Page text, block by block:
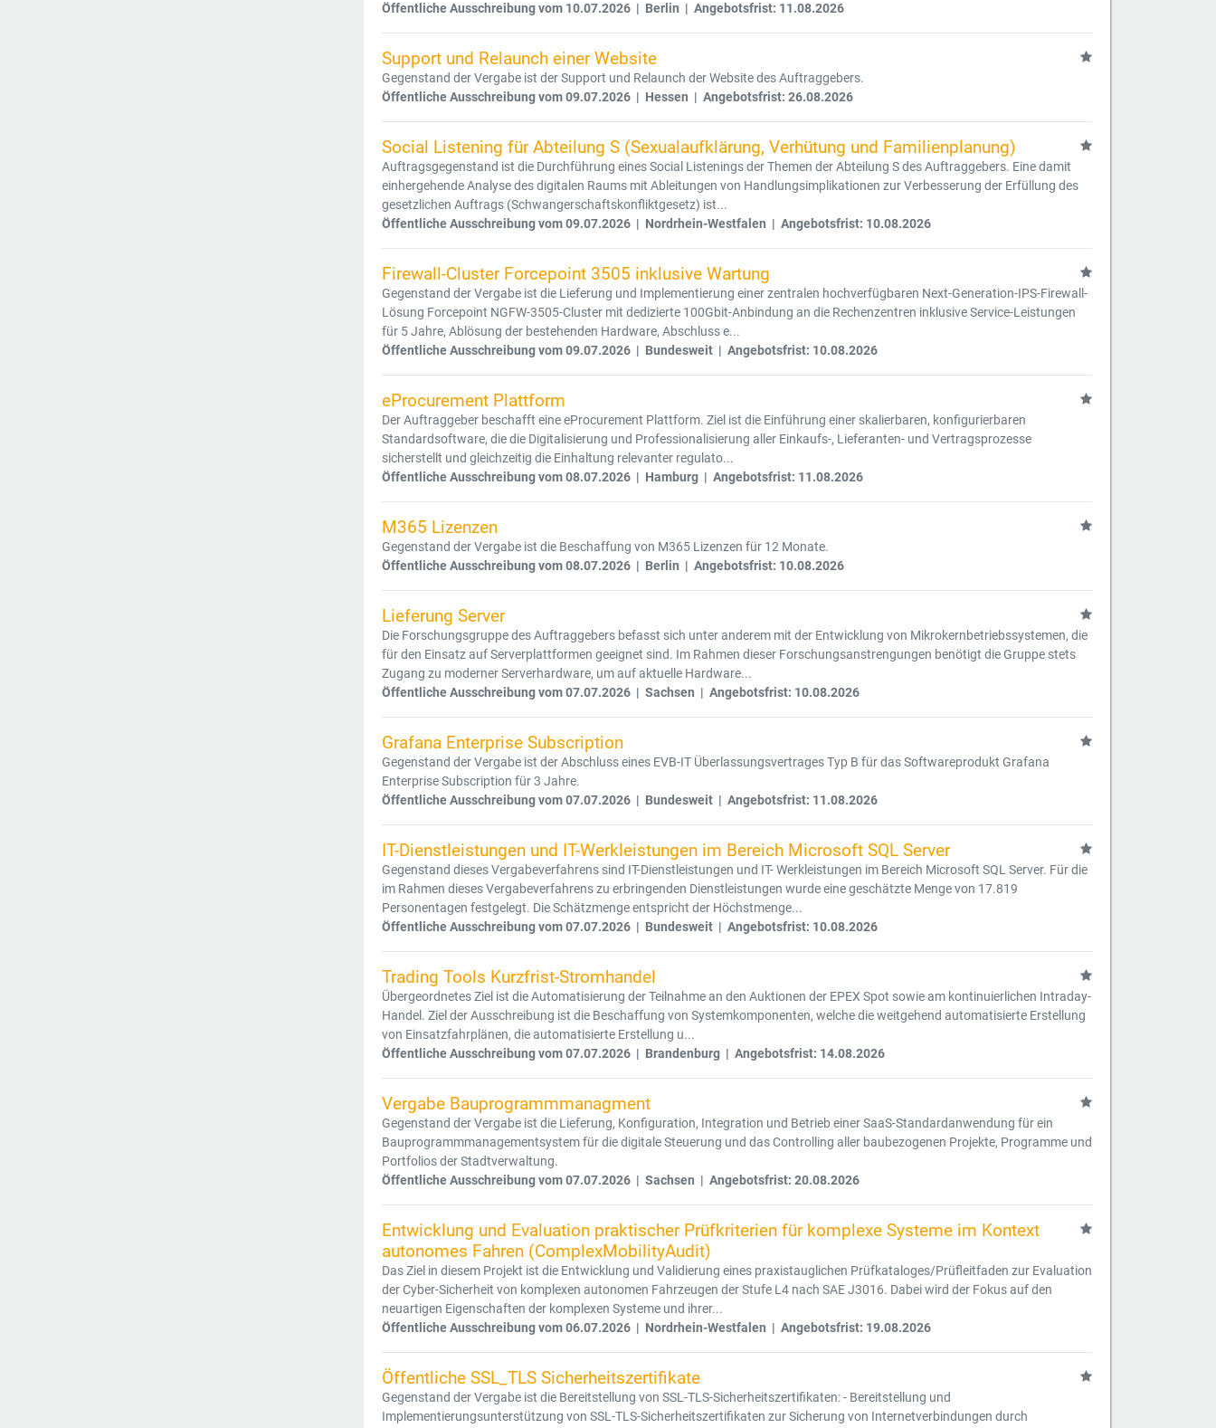
Öffentliche Ausschreibung vom 10.07.2026 | Berlin | Angebotsfrist: 11.08.2026
Support und Relaunch einer Website
Gegenstand der Vergabe ist der Support und Relaunch der Website des Auftraggebers.
Öffentliche Ausschreibung vom 09.07.2026 | Hessen | Angebotsfrist: 26.08.2026
Social Listening für Abteilung S (Sexualaufklärung, Verhütung und Familienplanung)
Auftragsgegenstand ist die Durchführung eines Social Listenings der Themen der Abteilung S des Auftraggebers. Eine damit
einhergehende Analyse des digitalen Raums mit Ableitungen von Handlungsimplikationen zur Verbesserung der Erfüllung des
gesetzlichen Auftrags (Schwangerschaftskonfliktgesetz) ist...
Öffentliche Ausschreibung vom 09.07.2026 | Nordrhein-Westfalen | Angebotsfrist: 10.08.2026
Firewall-Cluster Forcepoint 3505 inklusive Wartung
Gegenstand der Vergabe ist die Lieferung und Implementierung einer zentralen hochverfügbaren Next-Generation-IPS-Firewall-
Lösung Forcepoint NGFW-3505-Cluster mit dedizierte 100Gbit-Anbindung an die Rechenzentren inklusive Service-Leistungen
für 5 Jahre, Ablösung der bestehenden Hardware, Abschluss e...
Öffentliche Ausschreibung vom 09.07.2026 | Bundesweit | Angebotsfrist: 10.08.2026
eProcurement Plattform
Der Auftraggeber beschafft eine eProcurement Plattform. Ziel ist die Einführung einer skalierbaren, konfigurierbaren
Standardsoftware, die die Digitalisierung und Professionalisierung aller Einkaufs-, Lieferanten- und Vertragsprozesse
sicherstellt und gleichzeitig die Einhaltung relevanter regulato...
Öffentliche Ausschreibung vom 08.07.2026 | Hamburg | Angebotsfrist: 11.08.2026
M365 Lizenzen
Gegenstand der Vergabe ist die Beschaffung von M365 Lizenzen für 12 Monate.
Öffentliche Ausschreibung vom 08.07.2026 | Berlin | Angebotsfrist: 10.08.2026
Lieferung Server
Die Forschungsgruppe des Auftraggebers befasst sich unter anderem mit der Entwicklung von Mikrokernbetriebssystemen, die
für den Einsatz auf Serverplattformen geeignet sind. Im Rahmen dieser Forschungsanstrengungen benötigt die Gruppe stets
Zugang zu moderner Serverhardware, um auf aktuelle Hardware...
Öffentliche Ausschreibung vom 07.07.2026 | Sachsen | Angebotsfrist: 10.08.2026
Grafana Enterprise Subscription
Gegenstand der Vergabe ist der Abschluss eines EVB-IT Überlassungsvertrages Typ B für das Softwareprodukt Grafana
Enterprise Subscription für 3 Jahre.
Öffentliche Ausschreibung vom 07.07.2026 | Bundesweit | Angebotsfrist: 11.08.2026
IT-Dienstleistungen und IT-Werkleistungen im Bereich Microsoft SQL Server
Gegenstand dieses Vergabeverfahrens sind IT-Dienstleistungen und IT- Werkleistungen im Bereich Microsoft SQL Server. Für die
im Rahmen dieses Vergabeverfahrens zu erbringenden Dienstleistungen wurde eine geschätzte Menge von 17.819
Personentagen festgelegt. Die Schätzmenge entspricht der Höchstmenge...
Öffentliche Ausschreibung vom 07.07.2026 | Bundesweit | Angebotsfrist: 10.08.2026
Trading Tools Kurzfrist-Stromhandel
Übergeordnetes Ziel ist die Automatisierung der Teilnahme an den Auktionen der EPEX Spot sowie am kontinuierlichen Intraday-
Handel. Ziel der Ausschreibung ist die Beschaffung von Systemkomponenten, welche die weitgehend automatisierte Erstellung
von Einsatzfahrplänen, die automatisierte Erstellung u...
Öffentliche Ausschreibung vom 07.07.2026 | Brandenburg | Angebotsfrist: 14.08.2026
Vergabe Bauprogrammmanagment
Gegenstand der Vergabe ist die Lieferung, Konfiguration, Integration und Betrieb einer SaaS-Standardanwendung für ein
Bauprogrammmanagementsystem für die digitale Steuerung und das Controlling aller baubezogenen Projekte, Programme und
Portfolios der Stadtverwaltung.
Öffentliche Ausschreibung vom 07.07.2026 | Sachsen | Angebotsfrist: 20.08.2026
Entwicklung und Evaluation praktischer Prüfkriterien für komplexe Systeme im Kontext
autonomes Fahren (ComplexMobilityAudit)
Das Ziel in diesem Projekt ist die Entwicklung und Validierung eines praxistauglichen Prüfkataloges/Prüfleitfaden zur Evaluation
der Cyber-Sicherheit von komplexen autonomen Fahrzeugen der Stufe L4 nach SAE J3016. Dabei wird der Fokus auf den
neuartigen Eigenschaften der komplexen Systeme und ihrer...
Öffentliche Ausschreibung vom 06.07.2026 | Nordrhein-Westfalen | Angebotsfrist: 19.08.2026
Öffentliche SSL_TLS Sicherheitszertifikate
Gegenstand der Vergabe ist die Bereitstellung von SSL-TLS-Sicherheitszertifikaten: - Bereitstellung und
Implementierungsunterstützung von SSL-TLS-Sicherheitszertifikaten zur Sicherung von Internetverbindungen durch